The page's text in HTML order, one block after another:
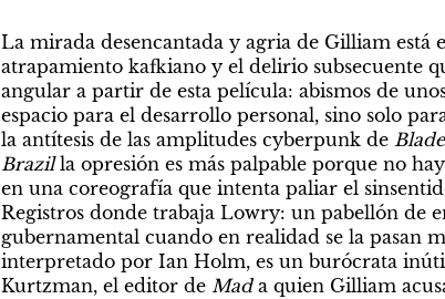
La mirada desencantada y agria de Gilliam está
atrapamiento kafkiano y el delirio subsecuente
angular a partir de esta película: abismos de
espacio para el desarrollo personal, sino solo
la antítesis de las amplitudes cyberpunk de
Brazil la opresión es más palpable porque no
en una coreografía que intenta paliar el
Registros donde trabaja Lowry: un pabellón de
gubernamental cuando en realidad se la pasan
interpretado por Ian Holm, es un burócrata
Kurtzman, el editor de Mad a quien Gilliam